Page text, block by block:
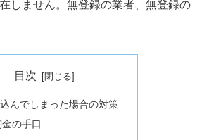
しません。無登録の業者、無登録の
目次
んでしまった場合の対策
金の手口